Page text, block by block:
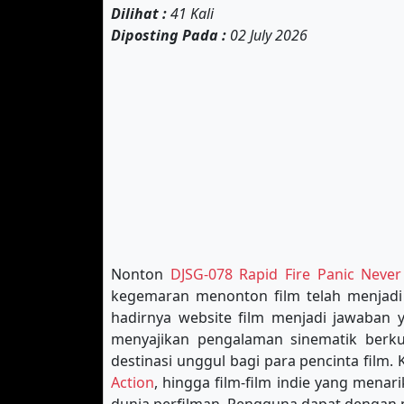
Dilihat :41 Kali
Diposting Pada : 02 July 2026
Nonton DJSG-078 Rapid Fire Panic
kegemaran menonton film telah
hadirnya website film menjadi jawaban
menyajikan pengalaman sinematik
destinasi unggul bagi para pencinta film.
Action, hingga film-film indie yang